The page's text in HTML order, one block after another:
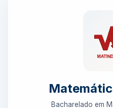
Bacharelado em